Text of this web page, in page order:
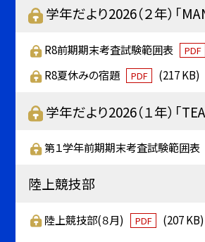
学年だより2026（２年）「
R8前期期末考査試験範囲表 PDF
R8夏休みの宿題
PDF (217 KB)
学年だより2026（１年）「
第１学年前期期末考査試験範囲表
陸上競技部
陸上競技部(８月) PDF (207 KB)